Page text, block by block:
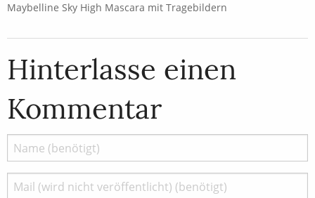
Maybelline Sky High Mascara mit Tragebildern
Hinterlasse einen
Kommentar